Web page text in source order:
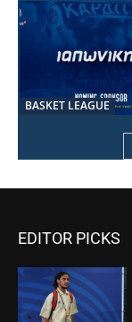
BASKET LEAGUE
EDITOR PICKS